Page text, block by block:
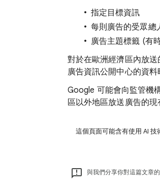
指定目標資訊
每則廣告的受眾總
廣告主題標籤 (有
對於在歐洲經濟區內放
廣告資訊公開中心的資料
Google 可能會向監管機
區以外地區放送廣告的現
這個頁面可能含有使用 AI 技
與我們分享你對這篇文章